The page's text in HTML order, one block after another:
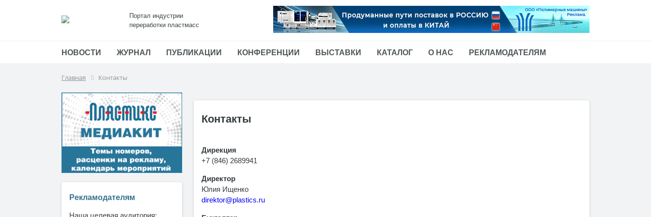
Портал индустрии
переработки пластмасс
НОВОСТИ ЖУРНАЛ ПУБЛИКАЦИИ КОНФЕРЕНЦИИ ВЫСТАВКИ КАТАЛОГ О НАС РЕКЛАМОДАТЕЛЯМ
Главная Контакты
Рекламодателям
Контакты
Дирекция
+7 (846) 2689941
Директор
Юлия Ищенко
direktor@plastiсs.ru